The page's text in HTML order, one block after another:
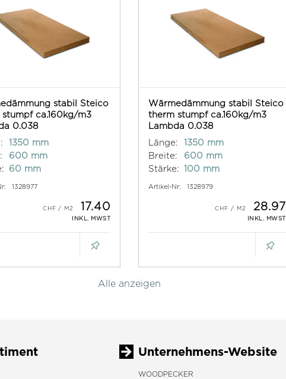
stabil Steico
ca.160kg/m3
0.038
1350 mm
600 mm
60 mm
1328977
17.40
INKL. MWST
Wärmedämmung stabil Steico
therm stumpf ca.160kg/m3
Lambda 0.038
Länge:
1350 mm
Breite:
600 mm
Stärke: 100 mm
Artikel-Nr: 1328979
28.97
INKL. MWST
Alle anzeigen
Unternehmens-Website
WOODPECKER